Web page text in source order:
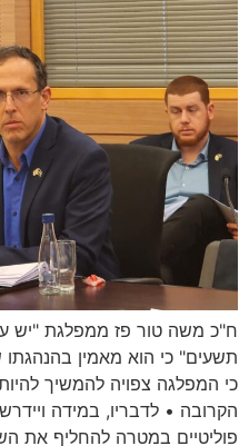
ח"כ משה טור פז ממפלגת "יש
תשעים" כי הוא מאמין
כי המפלגה צפויה להמשיך
הקרובה • לדבריו, במידה
פוליטיים במטרה להחליף את